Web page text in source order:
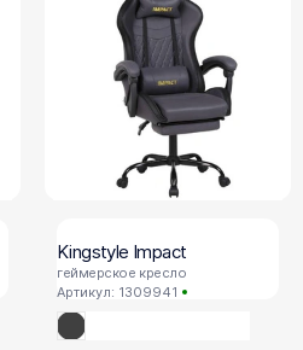
Kingstyle Impact
геймерское кресло
Артикул: 1309941